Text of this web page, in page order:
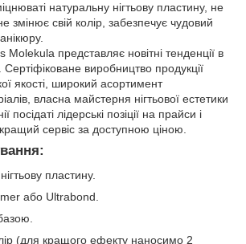
натуральну нігтьову пластину, не
змінює свій колір, забезпечує чудовий
представляє новітні тенденції в
Сертіфіковане виробництво продукції
якості, широкий асортимент
власна майстерня нігтьової естетики
посідаті лідерські позіції на прайси і
сервіс за доступною ціною.
пластину.
або Ultrabond.
(для кращого ефекту наносимо 2